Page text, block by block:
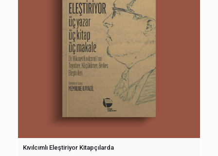
Kıvılcımlı Eleştiriyor Kitapçılarda